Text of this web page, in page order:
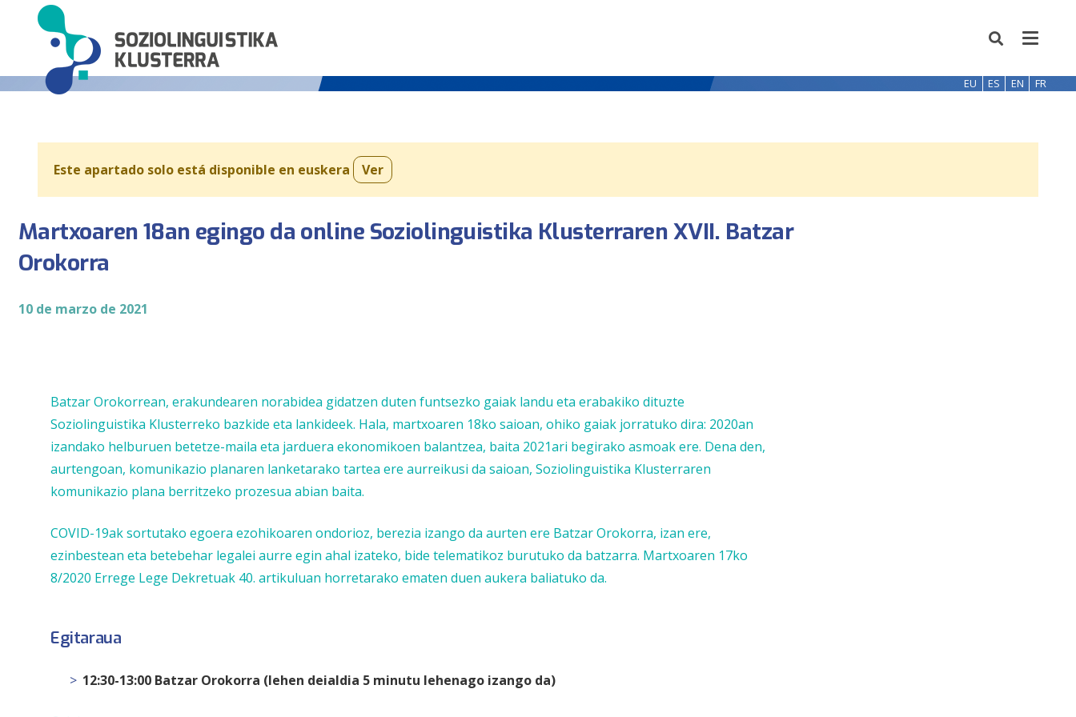
EU ES EN FR
Este apartado solo está disponible en euskera Ver
Martxoaren 18an egingo da online Soziolinguistika Klusterraren XVII. Batzar
Orokorra
10 de marzo de 2021
Batzar Orokorrean, erakundearen norabidea gidatzen duten funtsezko gaiak landu eta erabakiko dituzte
Soziolinguistika Klusterreko bazkide eta lankideek. Hala, martxoaren 18ko saioan, ohiko gaiak jorratuko dira: 2020an
izandako helburuen betetze-maila eta jarduera ekonomikoen balantzea, baita 2021ari begirako asmoak ere. Dena den,
aurtengoan, komunikazio planaren lanketarako tartea ere aurreikusi da saioan, Soziolinguistika Klusterraren
komunikazio plana berritzeko prozesua abian baita.
COVID-19ak sortutako egoera ezohikoaren ondorioz, berezia izango da aurten ere Batzar Orokorra, izan ere,
ezinbestean eta betebehar legalei aurre egin ahal izateko, bide telematikoz burutuko da batzarra. Martxoaren 17ko
8/2020 Errege Lege Dekretuak 40. artikuluan horretarako ematen duen aukera baliatuko da.
Egitaraua
12:30-13:00 Batzar Orokorra (lehen deialdia 5 minutu lehenago izango da)